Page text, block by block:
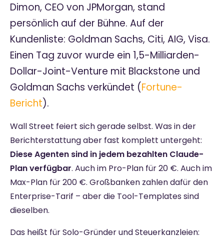
Dimon, CEO von JPMorgan, stand
persönlich auf der Bühne. Auf der
Kundenliste: Goldman Sachs, Citi, AIG, Visa.
Einen Tag zuvor wurde ein 1,5-Milliarden-
Dollar-Joint-Venture mit Blackstone und
Goldman Sachs verkündet (Fortune-
Bericht).
Wall Street feiert sich gerade selbst. Was in der
Berichterstattung aber fast komplett untergeht:
Diese Agenten sind in jedem bezahlten Claude-
Plan verfügbar. Auch im Pro-Plan für 20 €. Auch im
Max-Plan für 200 €. Großbanken zahlen dafür den
Enterprise-Tarif – aber die Tool-Templates sind
dieselben.
Das heißt für Solo-Gründer und Steuerkanzleien: